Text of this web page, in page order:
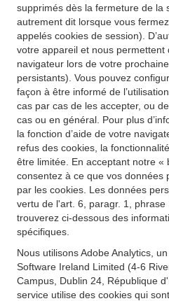
supprimés dès la fermeture de la
autrement dit lorsque vous
appelés cookies de session).
votre appareil et nous
navigateur lors de votre
persistants). Vous pouvez
façon à être informé de
cas par cas de les accepter, ou
cas ou en général. Pour plus
la fonction d’aide de votre
refus des cookies, la
être limitée. En acceptant notre «
consentez à ce que vos données
par les cookies. Les données
vertu de l'art. 6, paragr. 1, phrase
trouverez ci-dessous des
spécifiques.
Nous utilisons Adobe Analytics,
Software Ireland Limited (4-6
Campus, Dublin 24, République
service utilise des cookies qui